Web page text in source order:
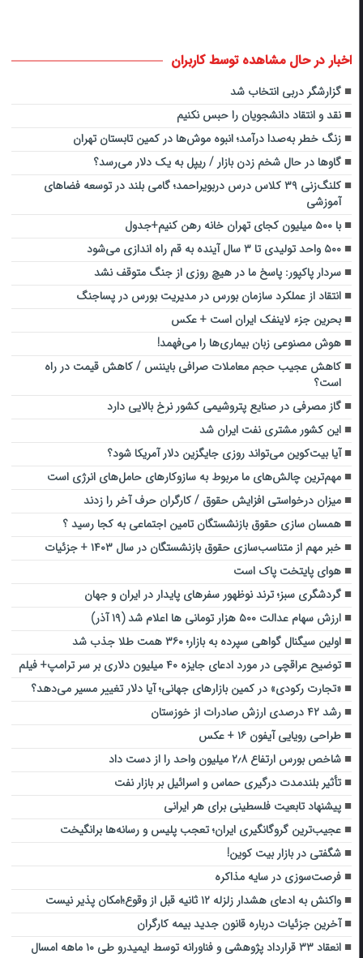
اخبار در حال مشاهده توسط کاربران
گزارشگر دربی انتخاب شد
نقد و انتقاد دانشجویان را حبس‌ نکنیم
زنگ خطر به‌صدا درآمد؛ انبوه موش‌ها در کمین تابستان تهران
گاوها در حال شخم زدن بازار / ریپل به یک دلار می‌رسد؟
کلنگ‌زنی ۳۹ کلاس درس دربویراحمد؛ گامی بلند در توسعه فضاهای
آموزشی
با ۵۰۰ میلیون کجای تهران خانه رهن کنیم+جدول
۵۰۰ واحد تولیدی تا ۳ سال آینده به قم راه اندازی می‌شود
سردار پاکپور: پاسخ ما در هیچ روزی از جنگ متوقف نشد
انتقاد از عملکرد سازمان بورس در مدیریت بورس در پساجنگ
بحرین جزء لاینفک ایران است + عکس
هوش مصنوعی زبان بیماری‌ها را می‌فهمد!
کاهش عجیب حجم معاملات صرافی بایننس / کاهش قیمت در راه
است؟
گاز مصرفی در صنایع پتروشیمی کشور نرخ بالایی دارد
این کشور مشتری نفت ایران شد
آیا بیت‌کوین می‌تواند روزی جایگزین دلار آمریکا شود؟
مهم‌ترین چالش‌های ما مربوط به سازوکارهای حامل‌های انرژی است
میزان درخواستی افزایش حقوق / کارگران حرف آخر را زدند
همسان سازی حقوق بازنشستگان تامین اجتماعی به کجا رسید ؟
خبر مهم از متناسب‌سازی حقوق بازنشستگان در سال ۱۴۰۳ + جزئیات
هوای پایتخت پاک است
گردشگری سبز؛ ترند نوظهور سفرهای پایدار در ایران و جهان
ارزش سهام عدالت ۵۰۰ هزار تومانی ها اعلام شد (۱۹ آذر)
اولین سیگنال گواهی سپرده به بازار؛ ۳۶۰ همت طلا جذب شد
توضیح عراقچی در مورد ادعای جایزه ۴۰ میلیون دلاری بر سر ترامپ+ فیلم
«تجارت رکودی» در کمین بازارهای جهانی؛ آیا دلار تغییر مسیر می‌دهد؟
رشد ۴۲ درصدی ارزش صادرات از خوزستان
طراحی رویایی آیفون ۱۶ + عکس
شاخص بورس ارتفاع ۲٫۸ میلیون واحد را از دست داد
تأثیر بلندمدت درگیری حماس و اسرائیل بر بازار نفت
پیشنهاد تابعیت فلسطینی برای هر ایرانی
عجیب‌ترین گروگانگیری ایران؛ تعجب پلیس و رسانه‌ها برانگیخت
شگفتی در بازار بیت کوین!
فرصت‌سوزی در سایه مذاکره
واکنش به ادعای هشدار زلزله ۱۲ ثانیه قبل از وقوع؛امکان پذیر نیست
آخرین جزئیات درباره قانون جدید بیمه کارگران
انعقاد ۳۳ قرارداد پژوهشی و فناورانه توسط ایمیدرو طی ۱۰ ماهه امسال